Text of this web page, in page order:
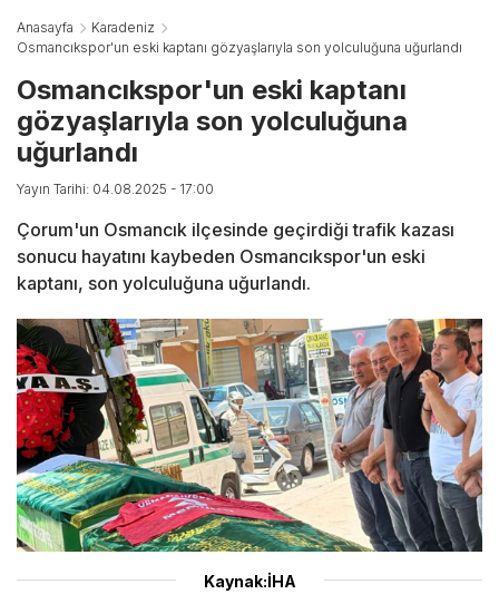
Anasayfa
Karadeniz
Osmancıkspor'un eski kaptanı gözyaşlarıyla son yolculuğuna uğurlandı
Osmancıkspor'un eski kaptanı
gözyaşlarıyla son yolculuğuna
uğurlandı
Yayın Tarihi: 04.08.2025 - 17:00
Çorum'un Osmancık ilçesinde geçirdiği trafik kazası
sonucu hayatını kaybeden Osmancıkspor'un eski
kaptanı, son yolculuğuna uğurlandı.
Kaynak:İHA